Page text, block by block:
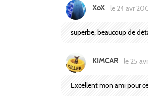
XoX le 24 avr
superbe, beaucoup de
KIMCAR le 25
Excellent mon ami pour